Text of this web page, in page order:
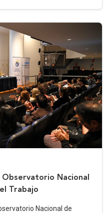
Observatorio Nacional
Trabajo
Nacional de